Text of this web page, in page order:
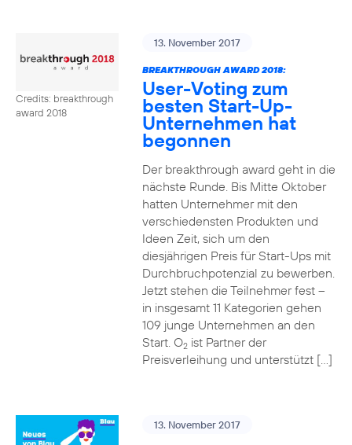
Credits: breakthrough
award 2018
13. November 2017
BREAKTHROUGH AWARD 2018:
User-Voting zum
besten Start-Up-
Unternehmen hat
begonnen
Der breakthrough award geht in die
nächste Runde. Bis Mitte Oktober
hatten Unternehmer mit den
verschiedensten Produkten und
Ideen Zeit, sich um den
diesjährigen Preis für Start-Ups mit
Durchbruchpotenzial zu bewerben.
Jetzt stehen die Teilnehmer fest –
in insgesamt 11 Kategorien gehen
109 junge Unternehmen an den
Start. O2ist Partner der
Preisverleihung und unterstützt […]
13. November 2017